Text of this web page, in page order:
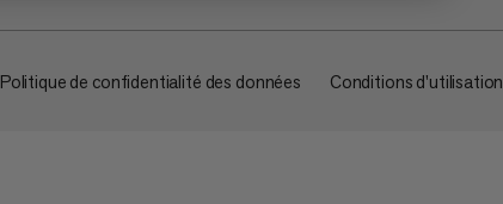
Politique de confidentialité des données Conditions d'utilisation